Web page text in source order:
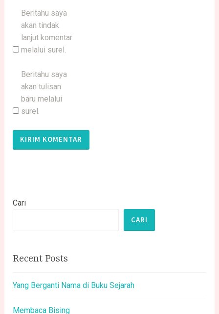
Beritahu saya
akan tindak
lanjut komentar
melalui surel.
Beritahu saya
akan tulisan
baru melalui
surel.
Cari
CARI
Recent Posts
Yang Berganti Nama di Buku Sejarah
Membaca Bising